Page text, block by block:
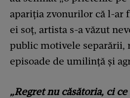
apariția zvonurilor că l-ar
ei soț, artista s-a văzut
public motivele separării,
episoade de umilință și
„Regret nu căsătoria, ci